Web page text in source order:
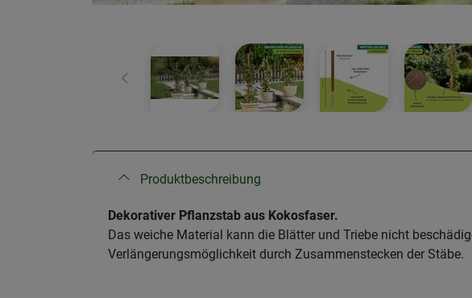
Zurück
Produktbeschreibung
Dekorativer Pflanzstab aus Kokosfaser.
Das weiche Material kann die Blätter und Triebe nicht
Verlängerungsmöglichkeit durch Zusammenstecken der Stäbe.